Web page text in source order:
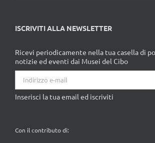
ISCRIVITI ALLA NEWSLETTER
Ricevi periodicamente nella tua casella di
notizie ed eventi dai Musei del Cibo
Inserisci la tua email ed iscriviti
Con il contributo di: